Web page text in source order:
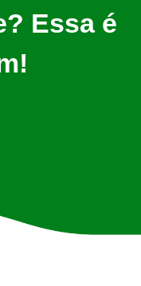
Essa é